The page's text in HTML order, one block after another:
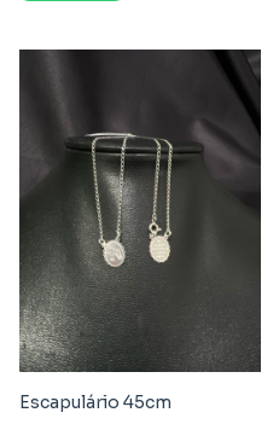
Escapulário 45cm